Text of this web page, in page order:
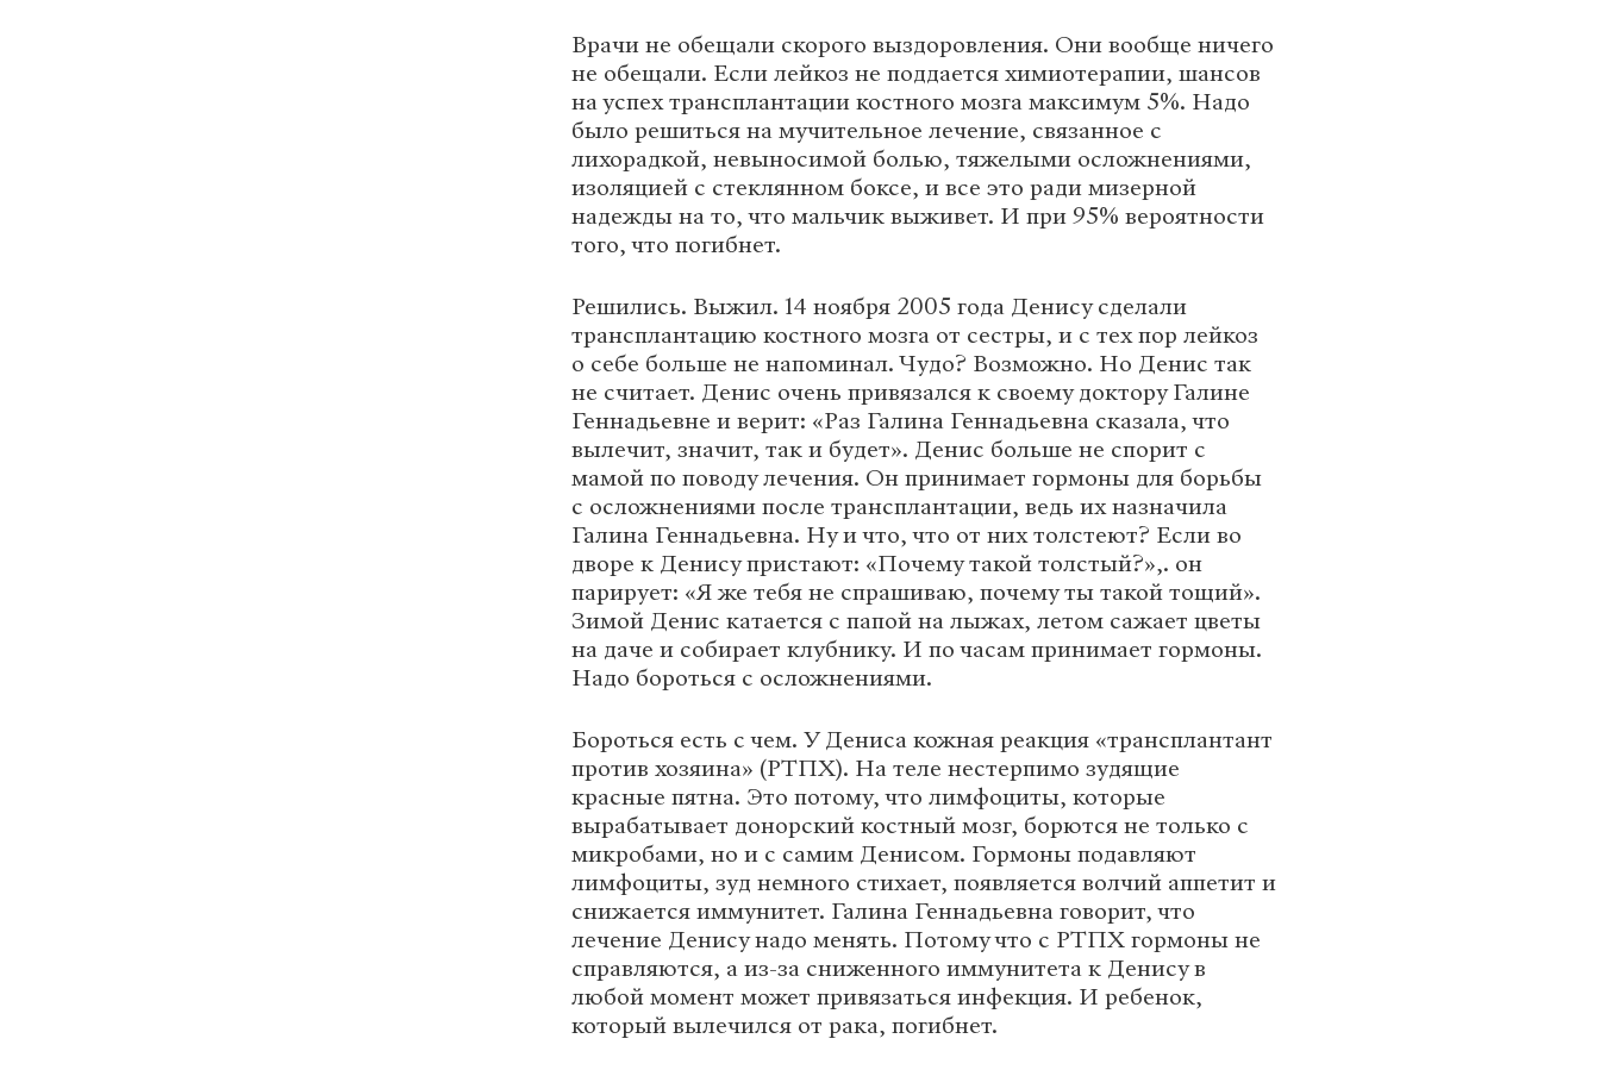
Врачи не обещали скорого выздоровления. Они вообще ничего
не обещали. Если лейкоз не поддается химиотерапии, шансов
на успех трансплантации костного мозга максимум 5%. Надо
было решиться на мучительное лечение, связанное с
лихорадкой, невыносимой болью, тяжелыми осложнениями,
изоляцией с стеклянном боксе, и все это ради мизерной
надежды на то, что мальчик выживет. И при 95% вероятности
того, что погибнет.
Решились. Выжил. 14 ноября 2005 года Денису сделали
трансплантацию костного мозга от сестры, и с тех пор лейкоз
о себе больше не напоминал. Чудо? Возможно. Но Денис так
не считает. Денис очень привязался к своему доктору Галине
Геннадьевне и верит: «Раз Галина Геннадьевна сказала, что
вылечит, значит, так и будет». Денис больше не спорит с
мамой по поводу лечения. Он принимает гормоны для борьбы
с осложнениями после трансплантации, ведь их назначила
Галина Геннадьевна. Ну и что, что от них толстеют? Если во
дворе к Денису пристают: «Почему такой толстый?»,. он
парирует: «Я же тебя не спрашиваю, почему ты такой тощий».
Зимой Денис катается с папой на лыжах, летом сажает цветы
на даче и собирает клубнику. И по часам принимает гормоны.
Надо бороться с осложнениями.
Бороться есть с чем. У Дениса кожная реакция «трансплантант
против хозяина» (РТПХ). На теле нестерпимо зудящие
красные пятна. Это потому, что лимфоциты, которые
вырабатывает донорский костный мозг, борются не только с
микробами, но и с самим Денисом. Гормоны подавляют
лимфоциты, зуд немного стихает, появляется волчий аппетит и
снижается иммунитет. Галина Геннадьевна говорит, что
лечение Денису надо менять. Потому что с РТПХ гормоны не
справляются, а из-за сниженного иммунитета к Денису в
любой момент может привязаться инфекция. И ребенок,
который вылечился от рака, погибнет.